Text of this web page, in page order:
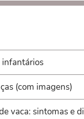
infantários
(com imagens)
vaca: sintomas e